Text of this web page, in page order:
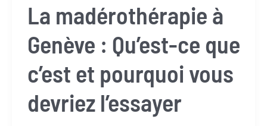
La madérothérapie à
Genève : Qu’est-ce que
c’est et pourquoi vous
devriez l’essayer